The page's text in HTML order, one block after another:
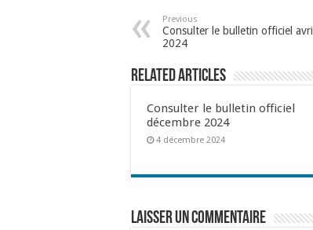
Previous
Consulter le bulletin officiel avril
2024
Related Articles
Consulter le bulletin officiel
décembre 2024
4 décembre 2024
Laisser un commentaire